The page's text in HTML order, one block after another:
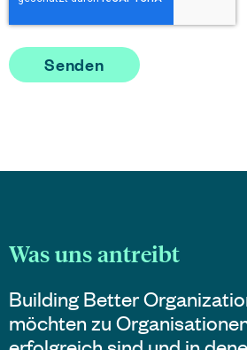
Was uns antreibt
Building Better
möchten zu